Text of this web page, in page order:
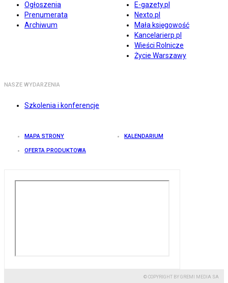
Ogłoszenia
Prenumerata
Archiwum
E-gazety.pl
Nexto.pl
Mała księgowość
Kancelarierp.pl
Wieści Rolnicze
Życie Warszawy
NASZE WYDARZENIA
Szkolenia i konferencje
MAPA STRONY KALENDARIUM
OFERTA PRODUKTOWA
© COPYRIGHT BY GREMI MEDIA SA